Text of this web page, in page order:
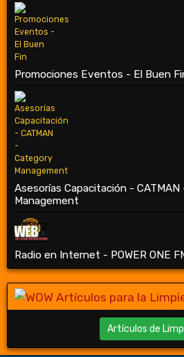
Promociones Eventos - El Buen
Asesorías Capacitación -
Management
Radio en Internet - POWER ONE
Artículos de